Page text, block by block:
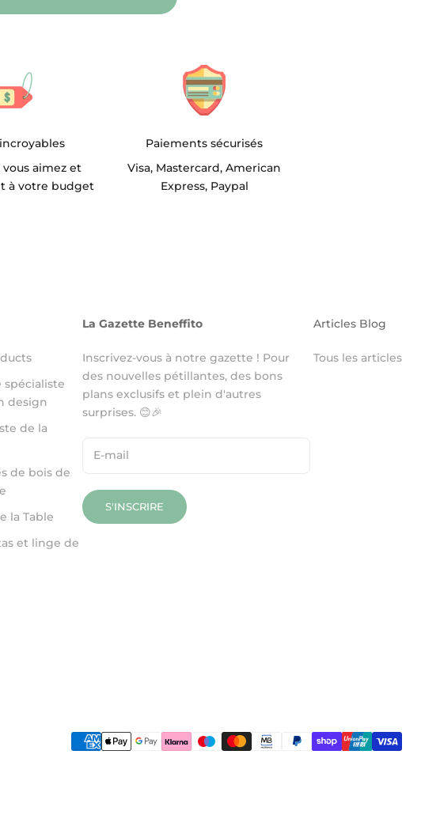
aimez et
à votre budget
Paiements sécurisés
Visa, Mastercard, American
Express, Paypal
spécialiste
design
de la
de bois de
la Table
et linge de
La Gazette Beneffito
Inscrivez-vous à notre gazette ! Pour
des nouvelles pétillantes, des bons
plans exclusifs et plein d'autres
surprises. 😊🎉
S'INSCRIRE
Articles Blog
Tous les articles